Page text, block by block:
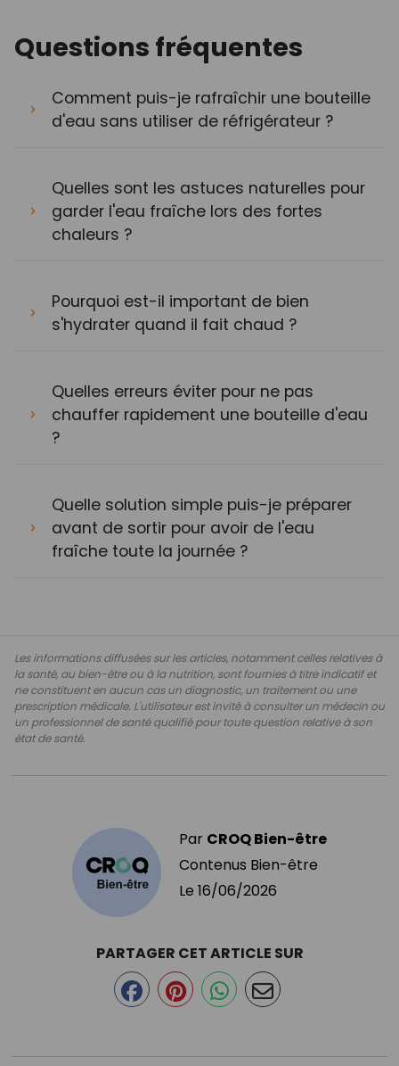
Questions fréquentes
Comment puis-je rafraîchir une bouteille
d'eau sans utiliser de réfrigérateur ?
Quelles sont les astuces naturelles pour
garder l'eau fraîche lors des fortes
chaleurs ?
Pourquoi est-il important de bien
s'hydrater quand il fait chaud ?
Quelles erreurs éviter pour ne pas
chauffer rapidement une bouteille d'eau
?
Quelle solution simple puis-je préparer
avant de sortir pour avoir de l'eau
fraîche toute la journée ?
Les informations diffusées sur les articles, notamment celles relatives à
la santé, au bien-être ou à la nutrition, sont fournies à titre indicatif et
ne constituent en aucun cas un diagnostic, un traitement ou une
prescription médicale. L'utilisateur est invité à consulter un médecin ou
un professionnel de santé qualifié pour toute question relative à son
état de santé.
Par CROQ Bien-être
Contenus Bien-être
Le 16/06/2026
PARTAGER CET ARTICLE SUR